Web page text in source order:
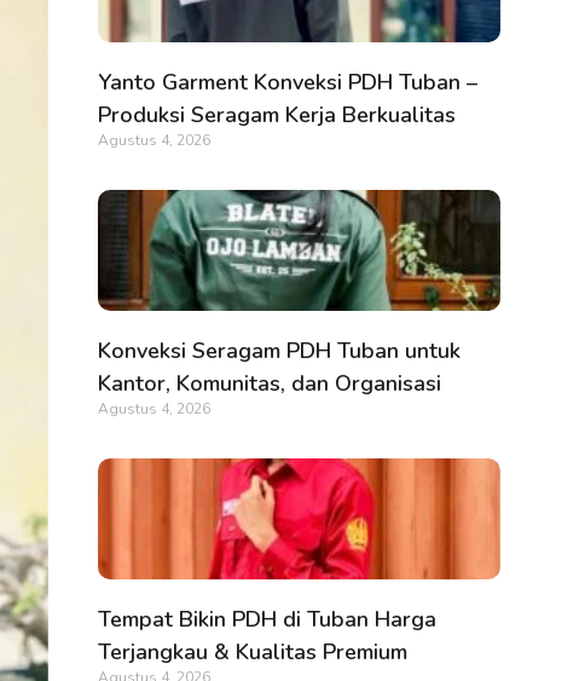
Yanto Garment Konveksi PDH Tuban –
Produksi Seragam Kerja Berkualitas
Agustus 4, 2026
Konveksi Seragam PDH Tuban untuk
Kantor, Komunitas, dan Organisasi
Agustus 4, 2026
Tempat Bikin PDH di Tuban Harga
Terjangkau & Kualitas Premium
Agustus 4, 2026